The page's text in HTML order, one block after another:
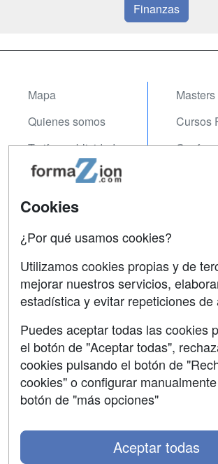
Finanzas
Mapa
Quienes somos
Tarifas publicidad
Acceso Usuarios
Acceso Centros
Cursos
Contactar
Confidencialidad
Aviso legal
Copyleft
Cookies
¿Por qué usamos cookies?
Utilizamos cookies propias y de
mejorar nuestros servicios,
estadística y evitar repeticiones de
Puedes aceptar todas las cookies
el botón de "Aceptar todas",
cookies pulsando el botón de
cookies" o configurar
botón de "más opciones"
Aceptar todas